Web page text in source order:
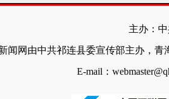
主办：
闻网由中共祁连县委宣传部主办，
E-mail：